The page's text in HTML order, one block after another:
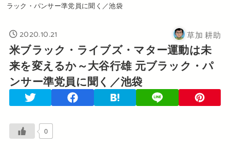
ラック・パンサー準党員に聞く／池袋
2020.10.21 草加 耕助
米ブラック・ライブズ・マター運動は未
来を変えるか～大谷行雄 元ブラック・パ
ンサー準党員に聞く／池袋
0